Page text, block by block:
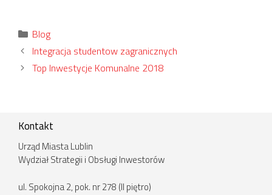
Kategorie
Blog
Integracja studentow zagranicznych
Top Inwestycje Komunalne 2018
Kontakt
Urząd Miasta Lublin
Wydział Strategii i Obsługi Inwestorów
ul. Spokojna 2, pok. nr 278 (II piętro)